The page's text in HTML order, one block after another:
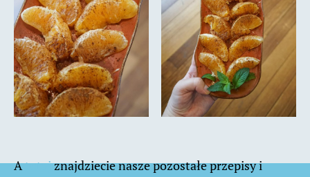
Atutajznajdziecie nasze pozostałe przepisy i